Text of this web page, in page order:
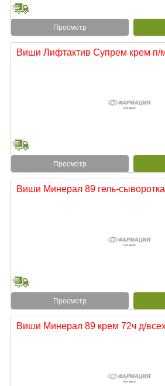
Просмотр
Виши Лифтактив Супрем крем п/
Просмотр
Виши Минерал 89 гель-
Просмотр
Виши Минерал 89 крем 72ч д/всех